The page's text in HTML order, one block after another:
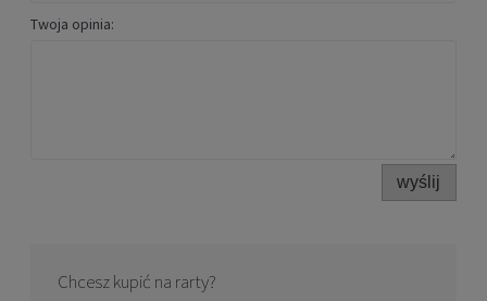
Twoja opinia:
wyślij
Chcesz kupić na rarty?